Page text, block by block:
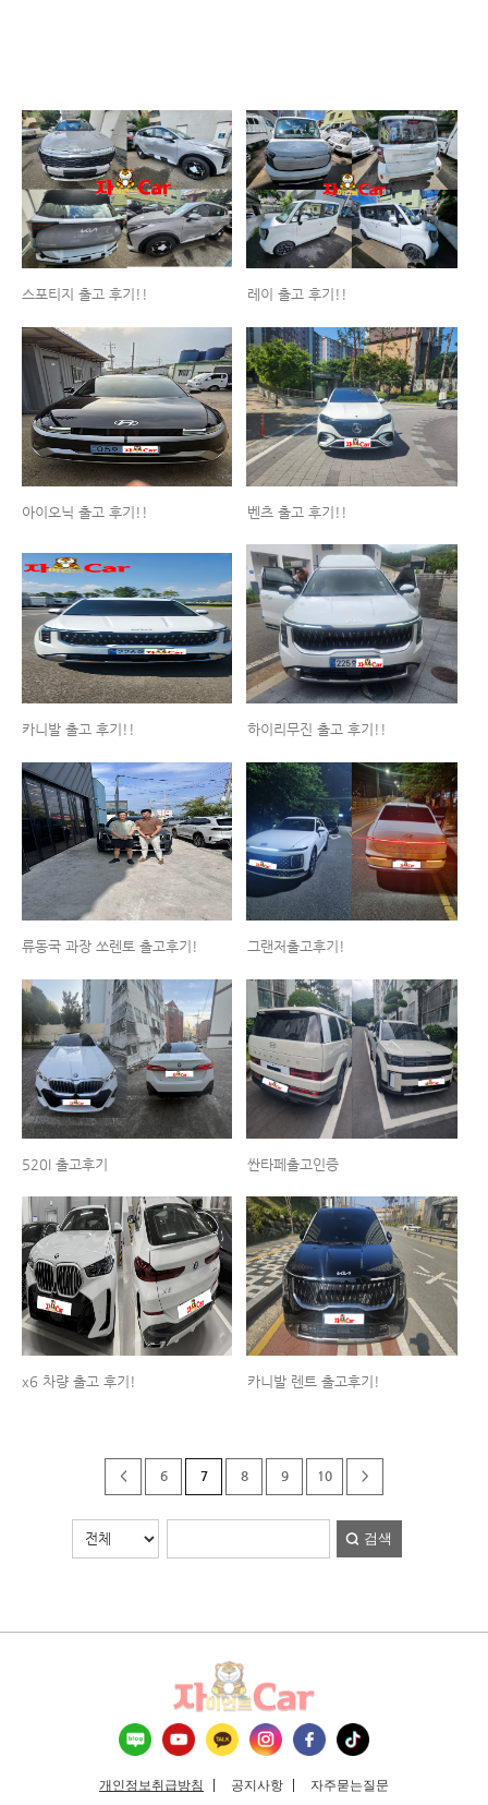
스포티지 출고 후기!! 레이 출고 후기!!
아이오닉 출고 후기!! 벤츠 출고 후기!!
카니발 출고 후기!! 하이리무진 출고 후기!!
류동국 과장 쏘렌토 출고후기! 그랜저출고후기!
520I 출고후기 싼타페출고인증
x6 차량 출고 후기! 카니발 렌트 출고후기!
< 6 7 8 9 10 >
검색
개인정보취급방침 공지사항 자주묻는질문